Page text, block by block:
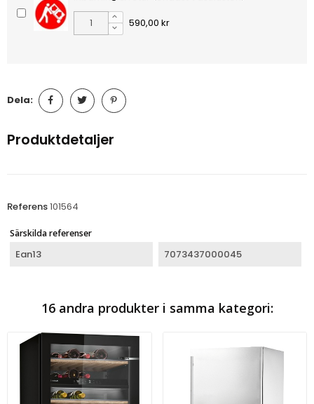
590,00 kr
Dela:
Produktdetaljer
Referens101564
Särskilda referenser
Ean13 7073437000045
16 andra produkter i samma kategori: